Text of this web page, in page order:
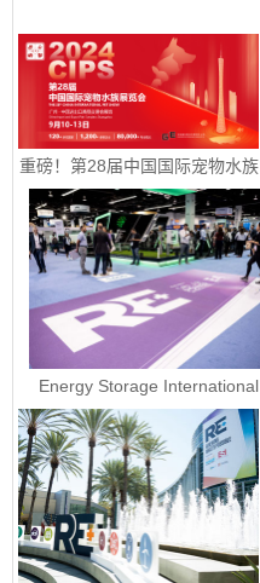
重磅！第28届中国国际宠物水族
展览会定档9月10-13日
Energy Storage International
2023 - 美国国际电池储能展ESI